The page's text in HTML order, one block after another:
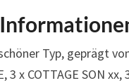
Typ, geprägt
3 x COTTAGE SON